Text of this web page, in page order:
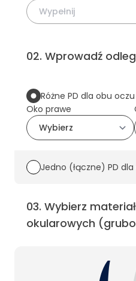
02. Wprowadź
Różne PD dla obu oczu
Oko prawe
Jedno (łączne) PD
03. Wybierz
okularowych